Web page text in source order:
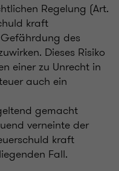
Regelung (Art.
kraft
des
Dieses Risiko
einer zu Unrecht in
auch ein
gemacht
verneinte der
kraft
Fall.